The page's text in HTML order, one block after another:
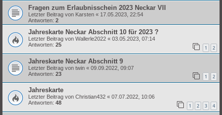
Fragen zum Erlaubnisschein 2023 Neckar VII
Letzter Beitrag von Karsten « 17.05.2023, 22:54
Antworten: 2
Jahreskarte Neckar Abschnitt 10 für 2023 ?
Letzter Beitrag von Wallerle2022 « 03.05.2023, 07:14
Antworten: 25 1 2
Jahreskarte Neckar Abschnitt 9
Letzter Beitrag von twin « 09.09.2022, 09:07
Antworten: 23 1 2
Jahreskarte
Letzter Beitrag von Christian432 « 07.07.2022, 10:06
Antworten: 48 1 2 3 4